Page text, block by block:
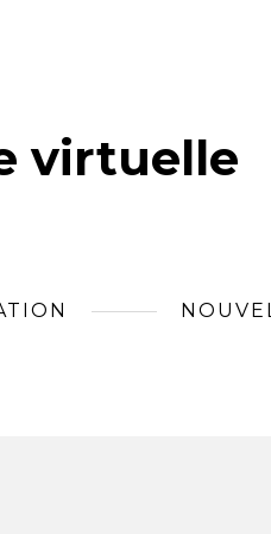
virtuelle